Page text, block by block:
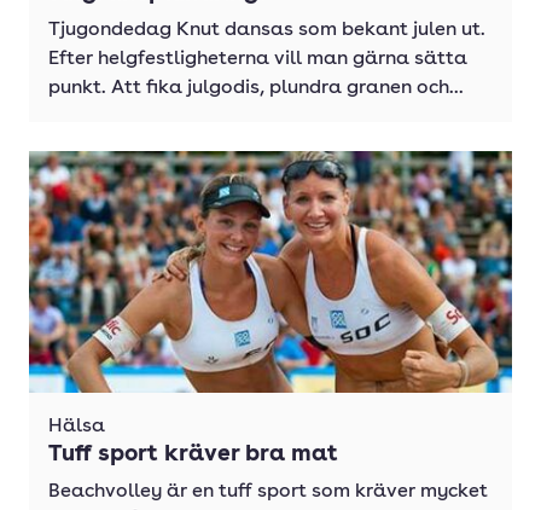
Tjugondedag Knut dansas som bekant julen ut.
Efter helgfestligheterna vill man gärna sätta
punkt. Att fika julgodis, plundra granen och...
Hälsa
Tuff sport kräver bra mat
Beachvolley är en tuff sport som kräver mycket